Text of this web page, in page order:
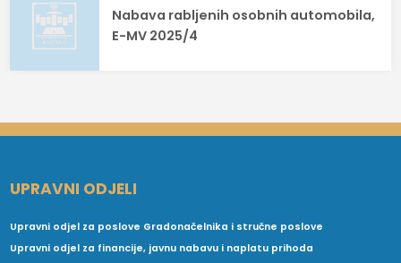
Nabava rabljenih osobnih automobila,
E-MV 2025/4
UPRAVNI ODJELI
Upravni odjel za poslove Gradonačelnika i stručne poslove
Upravni odjel za financije, javnu nabavu i naplatu prihoda